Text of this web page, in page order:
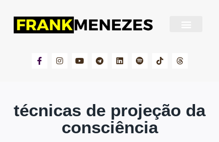
técnicas de projeção da
consciência